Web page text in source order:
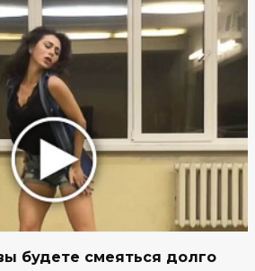
будете смеяться долго